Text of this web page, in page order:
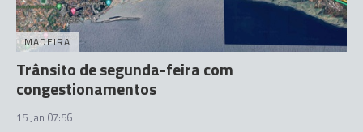
MADEIRA
Trânsito de segunda-feira com
congestionamentos
15 Jan 07:56